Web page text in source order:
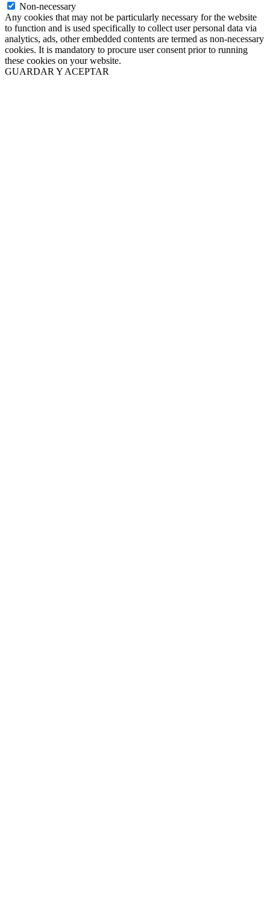
Non-necessary
Any cookies that may not be particularly necessary for the website
to function and is used specifically to collect user personal data via
analytics, ads, other embedded contents are termed as non-necessary
cookies. It is mandatory to procure user consent prior to running
these cookies on your website.
GUARDAR Y ACEPTAR